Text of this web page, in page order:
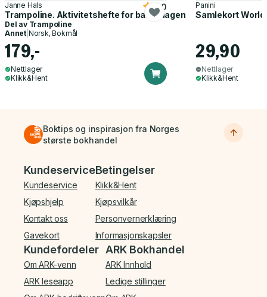
Janne Hals
Trampoline. Aktivitetshefte for barnehagen
5.0
Del av Trampoline
Annet Norsk, Bokmål
179,-
Nettlager
Klikk&Hent
Panini
Samlekort
29,90
Nettlager
Klikk&Hent
Boktips og inspirasjon fra Norges
største bokhandel
Bunnmeny
Kundeservice
Kundeservice
Kjøpshjelp
Kontakt oss
Gavekort
Betingelser
Klikk&Hent
Kjøpsvilkår
Personvernerklæring
Informasjonskapsler
Kundefordeler
Om ARK-venn
ARK leseapp
ARK Bokhandel
ARK Innhold
Ledige stillinger